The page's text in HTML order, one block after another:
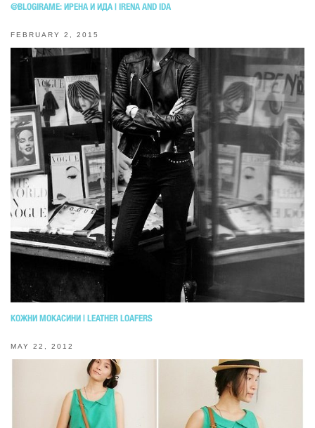
@BLOGIRAME: ИРЕНА И ИДА | IRENA AND IDA
FEBRUARY 2, 2015
КОЖНИ МОКАСИНИ | LEATHER LOAFERS
MAY 22, 2012